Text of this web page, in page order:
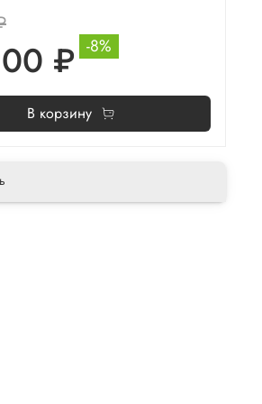
₽ -8%
В корзину